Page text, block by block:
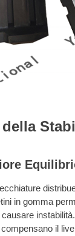
in gomma
il